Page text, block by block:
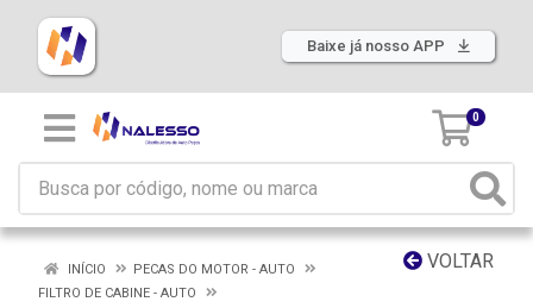
Baixe já nosso APP
0
VOLTAR
INÍCIO
PECAS DO MOTOR - AUTO
FILTRO DE CABINE - AUTO